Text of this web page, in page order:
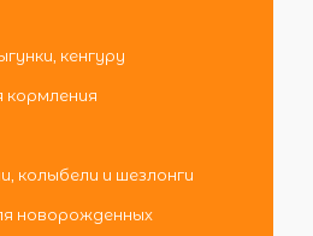
кенгуру
кормления
колыбели и шезлонги
новорожденных